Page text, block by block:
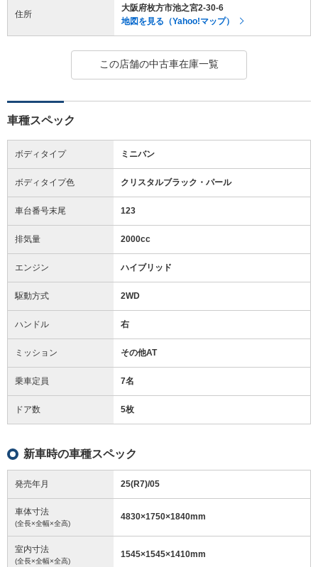
住所
大阪府枚方市池之宮2-30-6
地図を見る（Yahoo!マップ）
この店舗の中古車在庫一覧
車種スペック
ボディタイプ ミニバン
ボディタイプ色 クリスタルブラック・パール
車台番号末尾 123
排気量 2000cc
エンジン ハイブリッド
駆動方式 2WD
ハンドル 右
ミッション その他AT
乗車定員 7名
ドア数 5枚
新車時の車種スペック
発売年月 25(R7)/05
車体寸法
(全長×全幅×全高)
4830×1750×1840mm
室内寸法
(全長×全幅×全高)
1545×1545×1410mm